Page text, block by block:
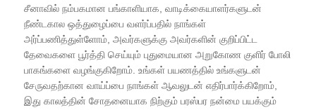
சீனாவில் நம்பகமான பங்காளியாக, வாடிக்கையாளர்களுடன்
நீண்டகால ஒத்துழைப்பை வளர்ப்பதில் நாங்கள்
அர்ப்பணித்துள்ளோம், அவர்களுக்கு அவர்களின் குறிப்பிட்ட
தேவைகளை பூர்த்தி செய்யும் புதுமையான அறுகோண குளிர் போலி
பாகங்களை வழங்குகிறோம். உங்கள் பயணத்தில் உங்களுடன்
சேருவதற்கான வாய்ப்பை நாங்கள் ஆவலுடன் எதிர்பார்க்கிறோம்,
இது காலத்தின் சோதனையாக நிற்கும் பரஸ்பர நன்மை பயக்கும்